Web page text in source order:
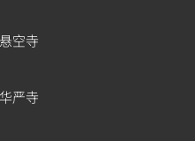
空寺
严寺